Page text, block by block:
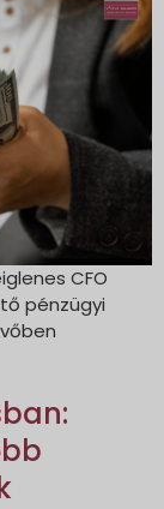
CFO
pénzügyi